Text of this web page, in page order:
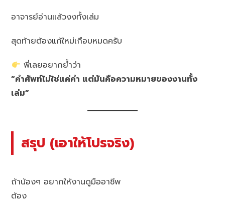
อาจารย์อ่านแล้วงงทั้งเล่ม
สุดท้ายต้องแก้ใหม่เกือบหมดครับ
พี่เลยอยากย้ำว่า
“คำศัพท์ไม่ใช่แค่คำ แต่มันคือความหมายของงานทั้ง
เล่ม”
สรุป (เอาให้โปรจริง)
ถ้าน้องๆ อยากให้งานดูมืออาชีพ
ต้อง